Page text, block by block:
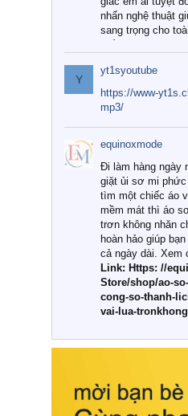
nhấn nghệ thuật
sang trọng cho
Tuy nhiên, giữa
với vô vàn thương
như hiện nay, làm
được những bộ
cấp thực sự chất
khí hậu và nhu
đình? Hãy cùng
giải đáp chi tiết
1. Tại sao các
chuộng chăn ga
Khác với các
thường, những bộ
cao cấp trải qua
nghiêm ngặt từ
liệu tự nhiên đến
nhuộm hiện đại
này, bạn sẽ cảm
hồi chuẩn xác của
cột sống.
Y
yt1syoutube
https://www-
mp3/
equinoxmode
Đi làm hàng ngày
giặt ủi sơ mi phức
tìm một chiếc áo
mềm mát thì áo
trơn không nhăn
hoàn hảo giúp
cả ngày dài. Xem
Link: Https: //
Store/shop/ao-
cong-so-thanh-
vai-lua-